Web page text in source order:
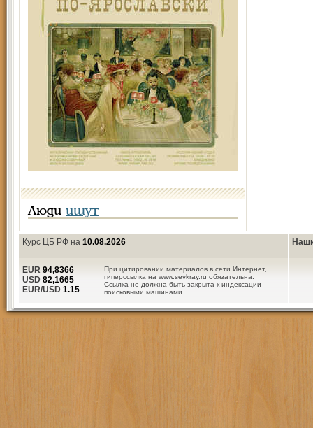
Люди ищут
Курс ЦБ РФ на 10.08.2026
При цитировании материалов в сети Интернет,
гиперссылка на www.sevkray.ru обязательна.
Ссылка не должна быть закрыта к индексации
поисковыми машинами.
EUR 94,8366
USD 82,1665
EUR/USD 1.15